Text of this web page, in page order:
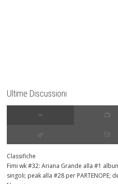
Ultime Discussioni
∞ 📺
🌿 🎲
Classifiche
Fimi wk #32: Ariana Grande alla #1
singoli; peak alla #28 per PARTENOPE;